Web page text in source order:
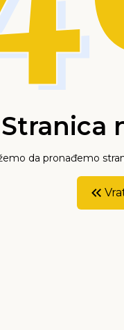
Stranica
da pronađemo